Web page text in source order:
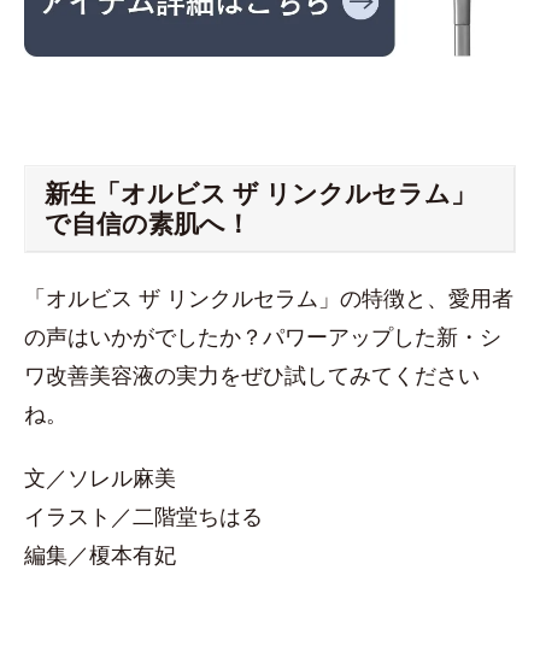
新生「オルビス ザ リンクルセラム」
で自信の素肌へ！
「オルビス ザ リンクルセラム」の特徴と、愛用者
の声はいかがでしたか？パワーアップした新・シ
ワ改善美容液の実力をぜひ試してみてください
ね。
文／ソレル麻美
イラスト／二階堂ちはる
編集／榎本有妃